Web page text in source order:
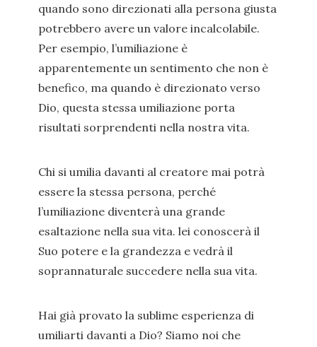
quando sono direzionati alla persona giusta
potrebbero avere un valore incalcolabile.
Per esempio, l’umiliazione è
apparentemente un sentimento che non è
benefico, ma quando è direzionato verso
Dio, questa stessa umiliazione porta
risultati sorprendenti nella nostra vita.
Chi si umilia davanti al creatore mai potrà
essere la stessa persona, perché
l’umiliazione diventerà una grande
esaltazione nella sua vita. lei conoscerà il
Suo potere e la grandezza e vedrà il
soprannaturale succedere nella sua vita.
Hai già provato la sublime esperienza di
umiliarti davanti a Dio? Siamo noi che